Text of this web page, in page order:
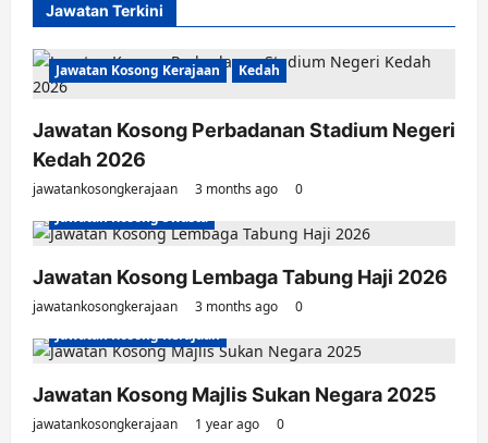
Jawatan Terkini
Jawatan Kosong Kerajaan Kedah
Jawatan Kosong Perbadanan Stadium Negeri
Kedah 2026
jawatankosongkerajaan 3 months ago
0
Jawatan Kosong Swasta
Jawatan Kosong Lembaga Tabung Haji 2026
jawatankosongkerajaan 3 months ago
0
Jawatan Kosong Kerajaan
Jawatan Kosong Majlis Sukan Negara 2025
jawatankosongkerajaan 1 year ago 0